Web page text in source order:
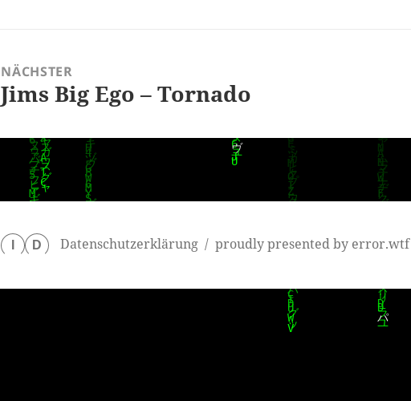
NÄCHSTER
Nächster
Jims Big Ego – Tornado
D Datenschutzerklärung proudly presented by error.wtf